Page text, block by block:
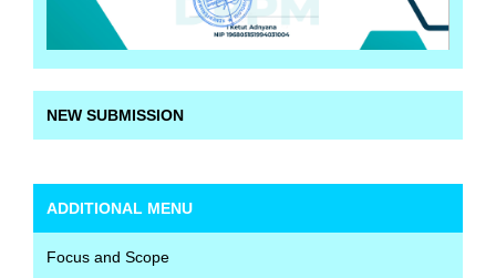
NEW SUBMISSION
ADDITIONAL MENU
Focus and Scope